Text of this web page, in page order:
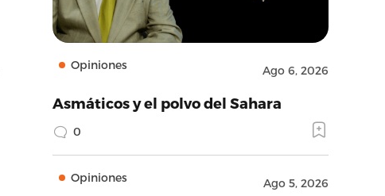
Opiniones Ago 6, 2026
Asmáticos y el polvo del Sahara
0
Opiniones Ago 5, 2026